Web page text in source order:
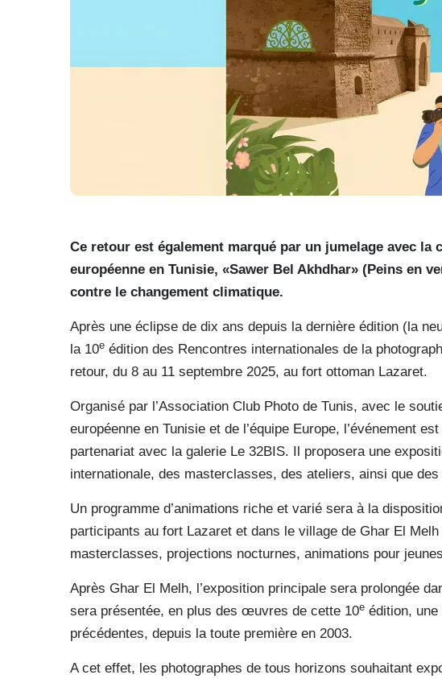
Ce retour est également marqué par un jumelage avec la
européenne en Tunisie, «Sawer Bel Akhdhar» (Peins en
contre le changement climatique.
Après une éclipse de dix ans depuis la dernière édition (la
la 10e édition des Rencontres internationales de la
retour, du 8 au 11 septembre 2025, au fort ottoman Lazaret.
Organisé par l’Association Club Photo de Tunis, avec le
européenne en Tunisie et de l’équipe Europe, l’événement
partenariat avec la galerie Le 32BIS. Il proposera une
internationale, des masterclasses, des ateliers, ainsi que
Un programme d’animations riche et varié sera à la
participants au fort Lazaret et dans le village de Ghar El
masterclasses, projections nocturnes, animations pour
Après Ghar El Melh, l’exposition principale sera prolongée
sera présentée, en plus des œuvres de cette 10e édition,
précédentes, depuis la toute première en 2003.
A cet effet, les photographes de tous horizons souhaitant